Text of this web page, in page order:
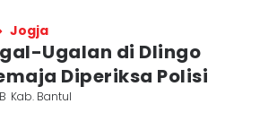
Jogja
Ugalan di Dlingo
Diperiksa Polisi
Kab. Bantul